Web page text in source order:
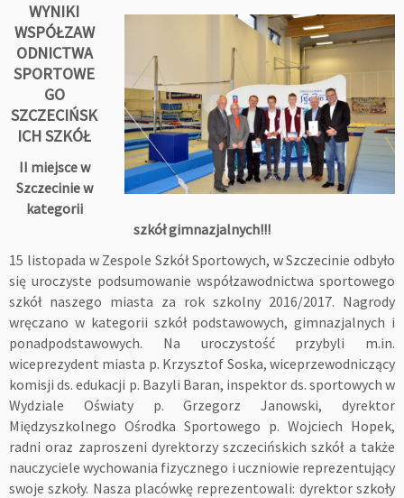
WYNIKI
WSPÓŁZAW
ODNICTWA
SPORTOWE
GO
SZCZECIŃSK
ICH SZKÓŁ
II miejsce w
Szczecinie w
kategorii
szkół gimnazjalnych!!!
15 listopada w Zespole Szkół Sportowych, w Szczecinie odbyło
się uroczyste podsumowanie współzawodnictwa sportowego
szkół naszego miasta za rok szkolny 2016/2017. Nagrody
wręczano w kategorii szkół podstawowych, gimnazjalnych i
ponadpodstawowych. Na uroczystość przybyli m.in.
wiceprezydent miasta p. Krzysztof Soska, wiceprzewodniczący
komisji ds. edukacji p. Bazyli Baran, inspektor ds. sportowych w
Wydziale Oświaty p. Grzegorz Janowski, dyrektor
Międzyszkolnego Ośrodka Sportowego p. Wojciech Hopek,
radni oraz zaproszeni dyrektorzy szczecińskich szkół a także
nauczyciele wychowania fizycznego i uczniowie reprezentujący
swoje szkoły. Nasza placówkę reprezentowali: dyrektor szkoły